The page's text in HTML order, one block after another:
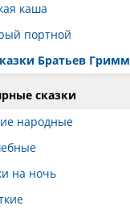
каша
портной
Братьев Гримм
сказки
народные
на ночь